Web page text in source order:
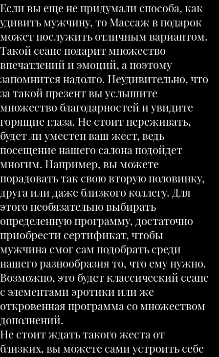
Если вы еще не придумали способа, как
удивить мужчину, то Массаж в подарок
может послужить отличным вариантом.
Такой сеанс подарит множество
впечатлений и эмоций, а поэтому
запомнится надолго. Неудивительно, что
за такой презент вы услышите
множество благодарностей и увидите
горящие глаза. Не стоит переживать,
будет ли уместен ваш жест, ведь
посещение нашего салона подойдет
многим. Например, вы можете
порадовать так свою вторую половинку,
друга или даже близкого коллегу. Для
этого необязательно выбирать
определенную программу, достаточно
приобрести сертификат, чтобы
мужчина смог сам подобрать среди
нашего разнообразия то, что ему нужно.
Возможно, это будет классический сеанс
с элементами эротики или же
откровенная программа со множеством
дополнений.
Не стоит ждать такого жеста от
близких, вы можете сами устроить себе